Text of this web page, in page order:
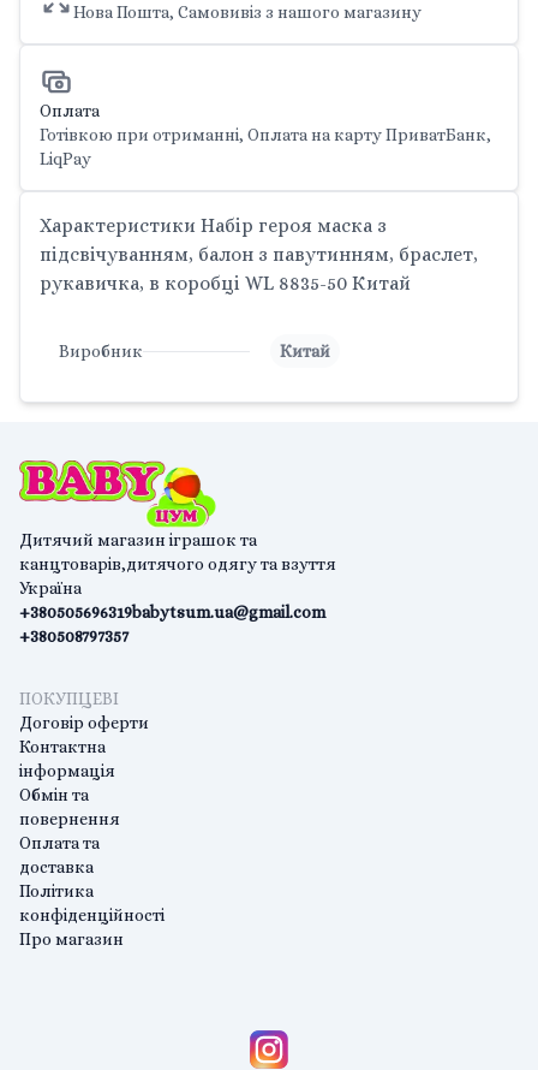
Нова Пошта, Самовивіз з нашого магазину
Оплата
Готівкою при отриманні, Оплата на карту ПриватБанк,
LiqPay
Характеристики Набір героя маска з
підсвічуванням, балон з павутинням, браслет,
рукавичка, в коробці WL 8835-50 Китай
Виробник Китай
Дитячий магазин іграшок та
канцтоварів,дитячого одягу та взуття
Україна
+380505696319
+380508797357
babytsum.ua@gmail.com
ПОКУПЦЕВІ
Договір оферти
Контактна
інформація
Обмін та
повернення
Оплата та
доставка
Політика
конфіденційності
Про магазин